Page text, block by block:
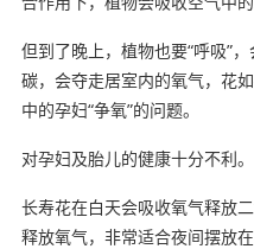
但到了晚上，植物也要“呼吸”
碳，会夺走居室内的氧气，花
中的孕妇“争氧”的问题。
对孕妇及胎儿的健康十分不利。
长寿花在白天会吸收氧气释放
释放氧气，非常适合夜间摆放